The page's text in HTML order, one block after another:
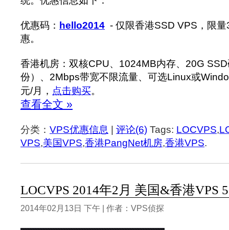
优惠码： hello2014 - 仅限香港SSD VPS，限
惠。
香港机房：双核CPU、1024MB内存、20G
份）、2Mbps带宽不限流量、可选Linux或
元/月， 点击购买。
查看全文 »
分类： VPS优惠信息 | 评论(6) Tags: LOCVPS,
VPS,美国VPS,香港PangNet机房,香港VPS.
LOCVPS 2014年2月 美国&香港VPS
2014年02月13日 下午 | 作者：VPS侦探